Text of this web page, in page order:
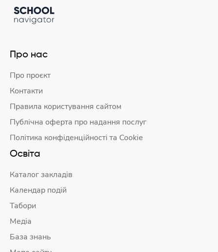
Про нас
Про проєкт
Контакти
Правила користування сайтом
Публічна оферта про надання послуг
Політика конфіденційності та Cookie
Освіта
Каталог закладів
Календар подій
Табори
Медіа
База знань